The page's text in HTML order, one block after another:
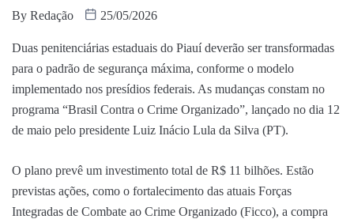
By Redação 25/05/2026
Duas penitenciárias estaduais do Piauí deverão ser transformadas
para o padrão de segurança máxima, conforme o modelo
implementado nos presídios federais. As mudanças constam no
programa “Brasil Contra o Crime Organizado”, lançado no dia 12
de maio pelo presidente Luiz Inácio Lula da Silva (PT).
O plano prevê um investimento total de R$ 11 bilhões. Estão
previstas ações, como o fortalecimento das atuais Forças
Integradas de Combate ao Crime Organizado (Ficco), a compra